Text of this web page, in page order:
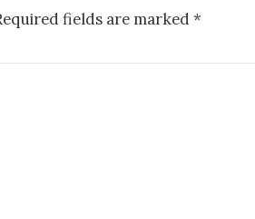
fields are marked *